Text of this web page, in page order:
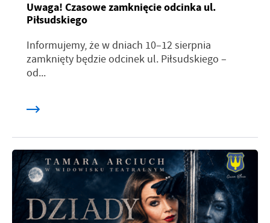
Uwaga! Czasowe zamknięcie odcinka ul.
Piłsudskiego
Informujemy, że w dniach 10–12 sierpnia
zamknięty będzie odcinek ul. Piłsudskiego –
od...